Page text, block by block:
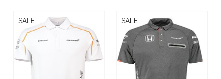
SALE SALE